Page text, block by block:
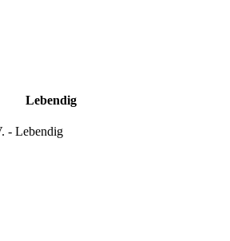
Lebendig